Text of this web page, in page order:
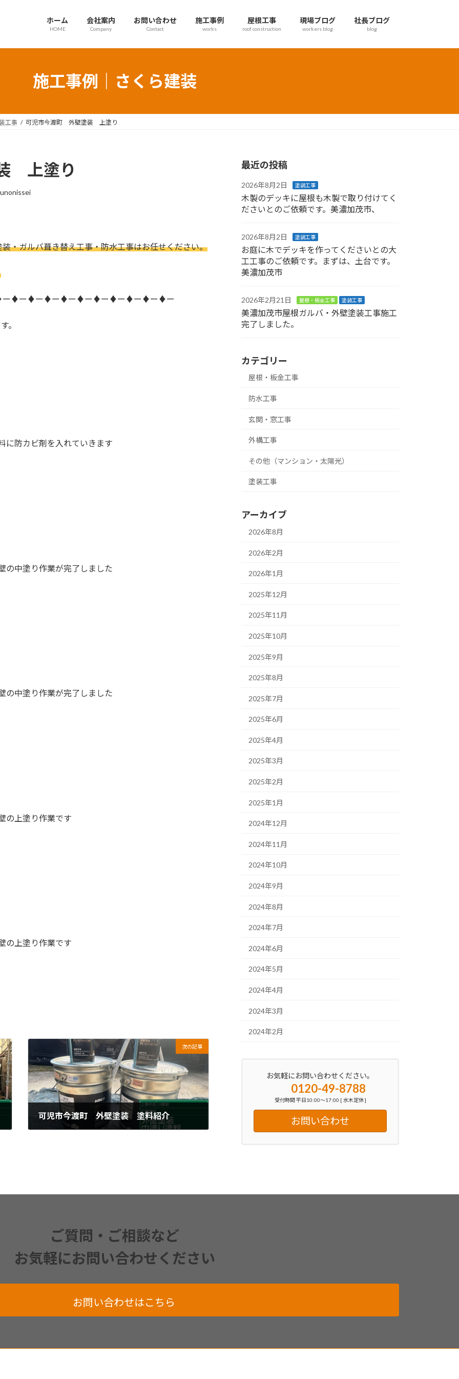
ホーム
HOME
会社案内
Company
お問い合わせ
Contact
施工事例
works
屋根工事
roof construction
現場ブログ
workers blog
社長ブログ
blog
施工事例｜さくら建装
工事 可児市今渡町 外壁塗装 上塗り
上塗り
・ガルバ葺き替え工事・防水工事はお任せください。
♦ー♦ー♦ー♦ー♦ー♦ー♦ー♦ー♦ー♦ー
。
に防カビ剤を入れていきます
の中塗り作業が完了しました
の中塗り作業が完了しました
の上塗り作業です
の上塗り作業です
次の記事
可児市今渡町 外壁塗装 塗料紹介
最近の投稿
2026年8月2日 塗装工事
木製のデッキに屋根も木製で取り付けてく
ださいとのご依頼です。美濃加茂市、
2026年8月2日 塗装工事
お庭に木でデッキを作ってくださいとの大
工工事のご依頼です。まずは、土台です。
美濃加茂市
2026年2月21日 屋根・板金工事 塗装工事
美濃加茂市屋根ガルバ・外壁塗装工事施工
完了しました。
カテゴリー
屋根・板金工事
防水工事
玄関・窓工事
外構工事
その他（マンション・太陽光）
塗装工事
アーカイブ
2026年8月
2026年2月
2026年1月
2025年12月
2025年11月
2025年10月
2025年9月
2025年8月
2025年7月
2025年6月
2025年4月
2025年3月
2025年2月
2025年1月
2024年12月
2024年11月
2024年10月
2024年9月
2024年8月
2024年7月
2024年6月
2024年5月
2024年4月
2024年3月
2024年2月
お気軽にお問い合わせください。
0120-49-8788
受付時間 平日10:00～17:00 [ 水木定休 ]
お問い合わせ
ご質問・ご相談など
お気軽にお問い合わせください
お問い合わせはこちら